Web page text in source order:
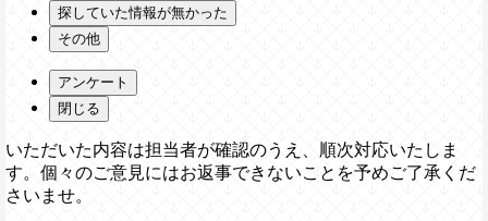
探していた情報が無かった
その他
アンケート
閉じる
いただいた内容は担当者が確認のうえ、順次対応いたしま
す。個々のご意見にはお返事できないことを予めご了承くだ
さいませ。